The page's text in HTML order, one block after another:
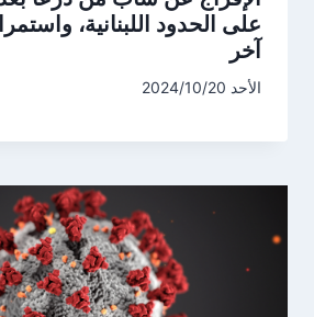
على الحدود اللبنانية،
آخر
الأحد 2024/10/20